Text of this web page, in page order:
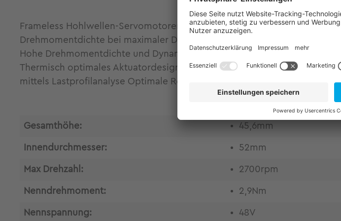
Frameless Hohlwellen-Servomotoren ILM85x26 für strukturintegrierte
Drehmomentdichte bei maximaler Designfreiheit. Höchste Design-
Hohe Drehmomentdichte und Dynamik Verlustarmes Design durch
Thermisch optimales Aktuatordesign durch Strukturintegration
mittels Lastprofilanalyse Optimale Regelbarkeit durch hohe Bandbreite
Gesamthöhe: 45,6mm
Innendurchmesser: 52mm
Max Drehzahl: 2700rpm
Nenndrehmoment: 2,9Nm
Nennspannung: 48V